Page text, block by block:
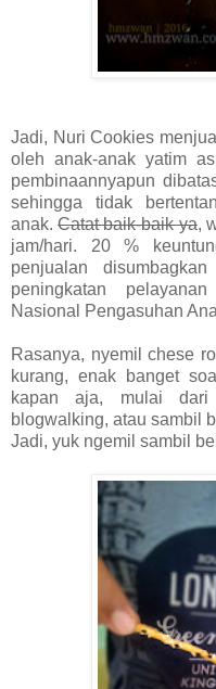
Jadi, Nuri Cookies
oleh anak-anak yatim
pembinaannyapun
sehingga tidak
anak.Catat baik-baik ya,
jam/hari. 20 %
penjualan
peningkatan
Nasional Pengasuhan
Rasanya, nyemil chese
kurang, enak banget
kapan aja, mulai dari
blogwalking, atau sambil
Jadi, yuk ngemil sambil